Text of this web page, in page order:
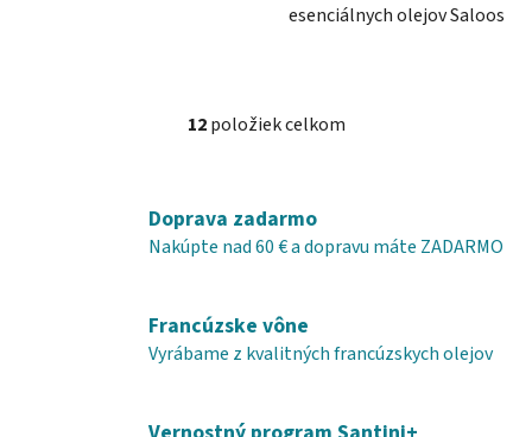
esenciálnych olejov Saloos
O
á
d
i
e
p
v
12položiek celkom
Doprava zadarmo
Nakúpte nad 60 € a dopravu máte ZADARMO
Francúzske vône
Vyrábame z kvalitných francúzskych olejov